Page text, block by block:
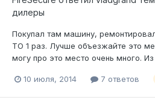
дилеры
Покупал там машину,
ТО 1 раз. Лучше объезжайте это
могу про это место очень много.
10 июля, 2014 7 ответов